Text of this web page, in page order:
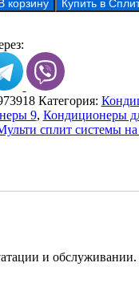
корзину Купить в
Категория:
9, Кондиционеры
сплит системы
и